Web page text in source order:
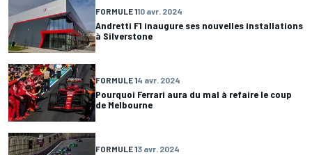
FORMULE 110 avr. 2024
Andretti F1 inaugure ses nouvelles installations
à Silverstone
FORMULE 14 avr. 2024
Pourquoi Ferrari aura du mal à refaire le coup
de Melbourne
FORMULE 13 avr. 2024